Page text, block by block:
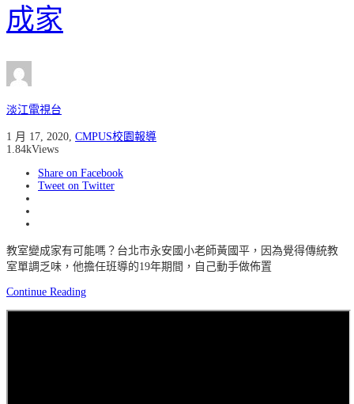
成家
淡江電視台
1 月 17, 2020 CMPUS校園報導
1.84kViews
Share on Facebook
Tweet on Twitter
教室變成家有可能嗎？台北市永安國小老師黃國平，因為覺得傳統教
室單調乏味，他擔任班導的19年期間，自己動手做佈置
Continue Reading